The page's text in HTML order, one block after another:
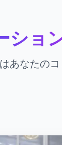
ショ
あなたのコ